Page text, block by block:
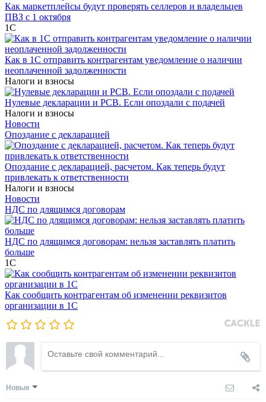
Как маркетплейсы будут проверять селлеров и владельцев
ПВЗ с 1 октября
1С
Как в 1С отправить контрагентам уведомление о наличии
неоплаченной задолженности
Налоги и взносы
Нулевые декларации и РСВ. Если опоздали с подачей
Налоги и взносы
Новости
Опоздание с декларацией
Опоздание с декларацией, расчетом. Как теперь будут
привлекать к ответственности
Налоги и взносы
Новости
НДС по длящимся договорам
НДС по длящимся договорам: нельзя заставлять платить
больше
1С
Как сообщить контрагентам об изменении реквизитов
организации в 1C
Новые